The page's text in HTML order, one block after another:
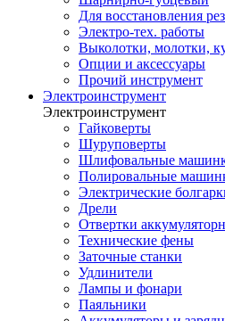
Для восстановления
Электро-тех. работы
Выколотки, молотки,
Опции и аксессуары
Прочий инструмент
Электроинструмент
Электроинструмент
Гайковерты
Шуруповерты
Шлифовальные
Полировальные
Электрические
Дрели
Отвертки
Технические фены
Заточные станки
Удлинители
Лампы и фонари
Паяльники